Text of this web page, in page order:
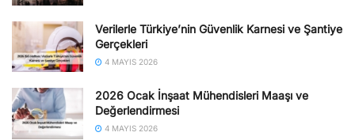
Verilerle Türkiye’nin Güvenlik Karnesi ve Şantiye
Gerçekleri
4 MAYIS 2026
2026 Ocak İnşaat Mühendisleri Maaşı ve
Değerlendirmesi
4 MAYIS 2026